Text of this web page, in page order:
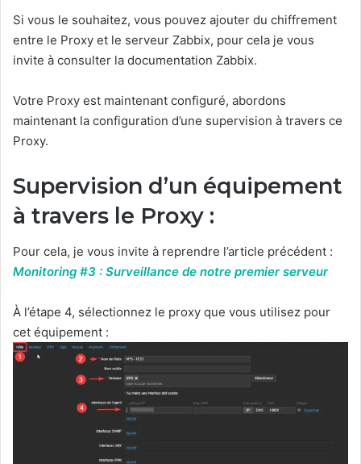
Si vous le souhaitez, vous pouvez ajouter du chiffrement
entre le Proxy et le serveur Zabbix, pour cela je vous
invite à consulter la documentation Zabbix.
Votre Proxy est maintenant configuré, abordons
maintenant la configuration d’une supervision à travers ce
Proxy.
Supervision d’un équipement
à travers le Proxy :
Pour cela, je vous invite à reprendre l’article précédent :
Monitoring #3 : Surveillance de notre premier serveur
À l’étape 4, sélectionnez le proxy que vous utilisez pour
cet équipement :